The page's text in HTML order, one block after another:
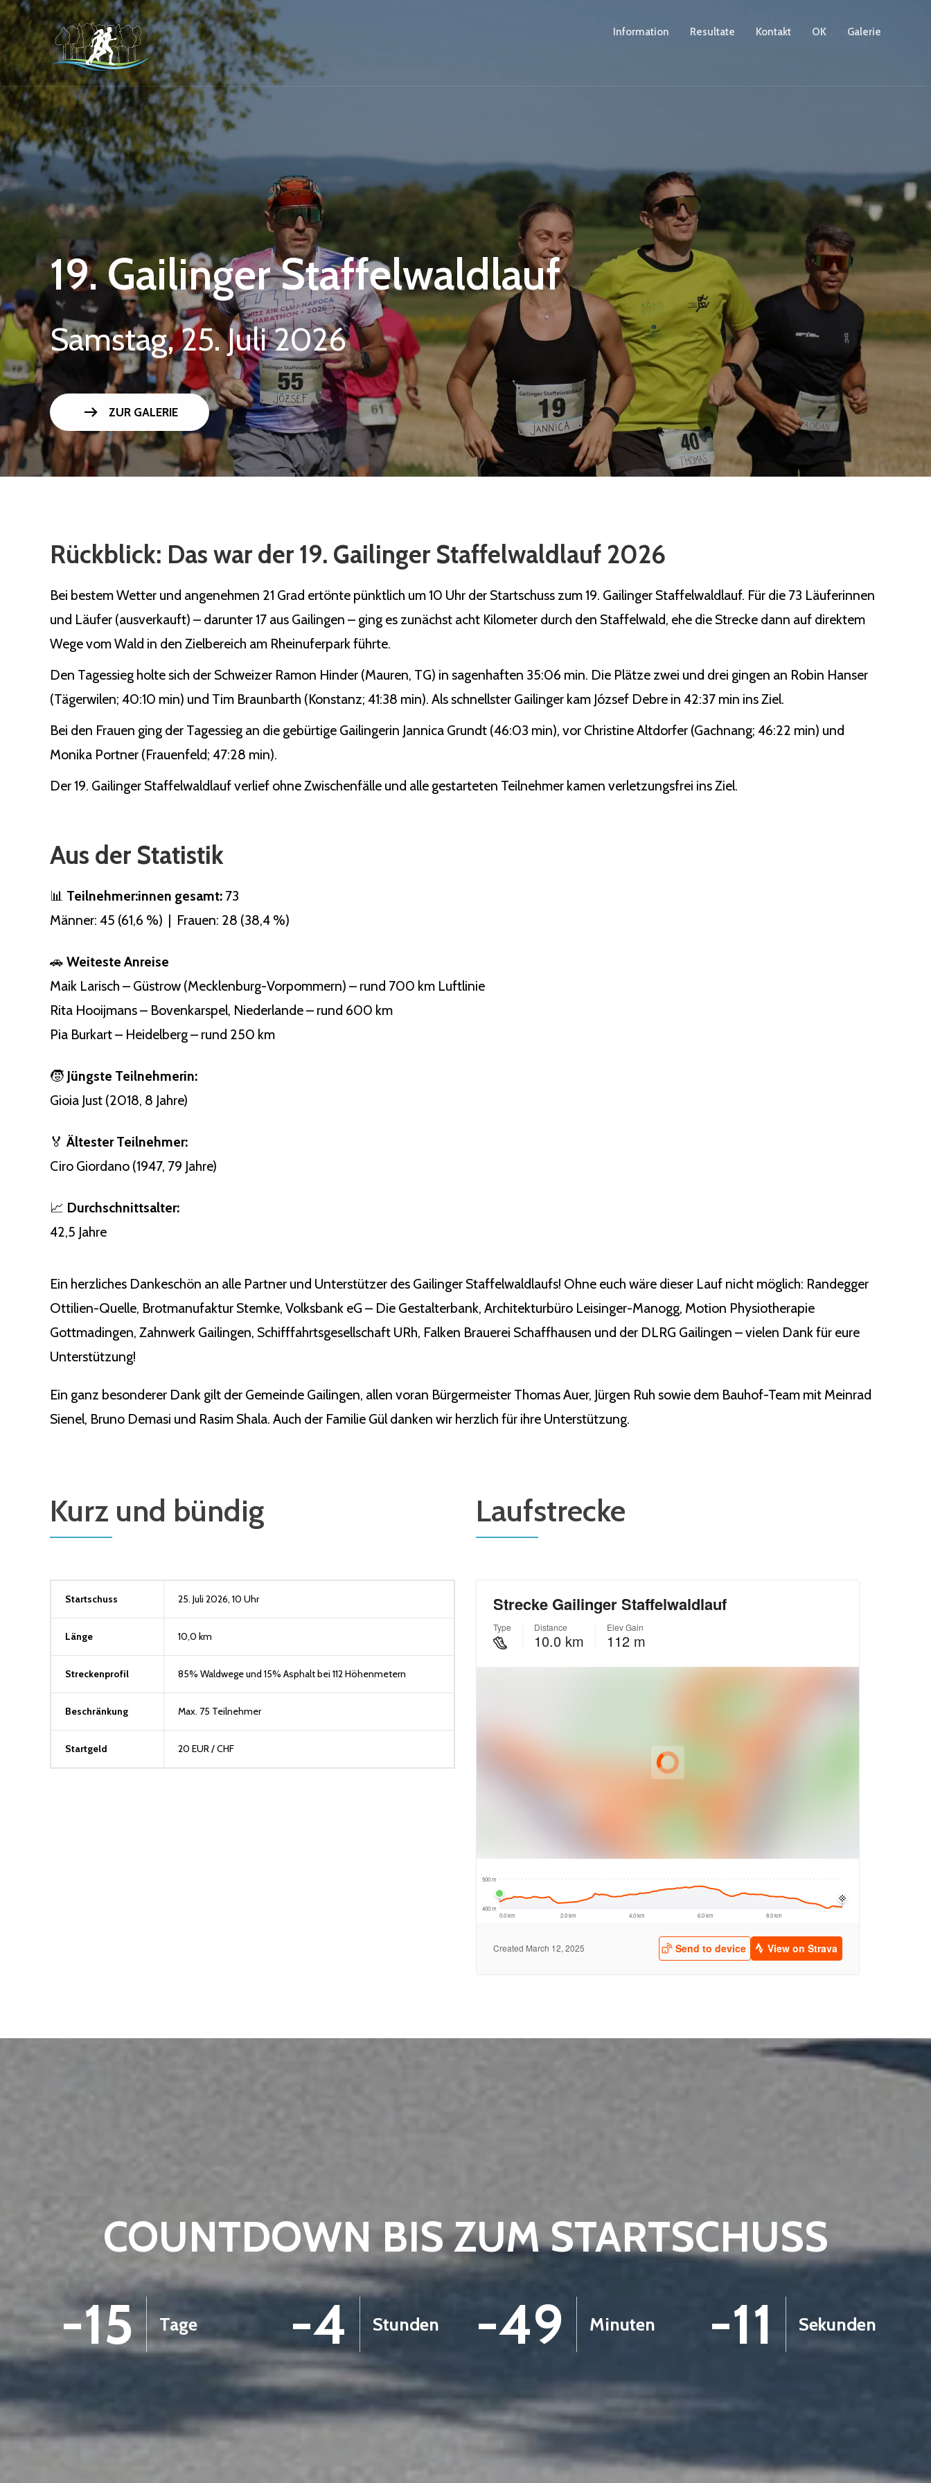
Information Resultate Kontakt OK Galerie
19. Gailinger Staffelwaldlauf
Samstag, 25. Juli 2026
arrow_right_alt ZUR GALERIE
Rückblick: Das war der 19. Gailinger Staffelwaldlauf 2026
Bei bestem Wetter und angenehmen 21 Grad ertönte pünktlich um 10 Uhr der Startschuss zum 19. Gailinger Staffelwaldlauf. Für die 73 Läuferinnen
und Läufer (ausverkauft) – darunter 17 aus Gailingen – ging es zunächst acht Kilometer durch den Staffelwald, ehe die Strecke dann auf direktem
Wege vom Wald in den Zielbereich am Rheinuferpark führte.
Den Tagessieg holte sich der Schweizer Ramon Hinder (Mauren, TG) in sagenhaften 35:06 min. Die Plätze zwei und drei gingen an Robin Hanser
(Tägerwilen; 40:10 min) und Tim Braunbarth (Konstanz; 41:38 min). Als schnellster Gailinger kam József Debre in 42:37 min ins Ziel.
Bei den Frauen ging der Tagessieg an die gebürtige Gailingerin Jannica Grundt (46:03 min), vor Christine Altdorfer (Gachnang; 46:22 min) und
Monika Portner (Frauenfeld; 47:28 min).
Der 19. Gailinger Staffelwaldlauf verlief ohne Zwischenfälle und alle gestarteten Teilnehmer kamen verletzungsfrei ins Ziel.
Aus der Statistik
📊 Teilnehmer:innen gesamt: 73
Männer: 45 (61,6 %) | Frauen: 28 (38,4 %)
🚗 Weiteste Anreise
Maik Larisch – Güstrow (Mecklenburg-Vorpommern) – rund 700 km Luftlinie
Rita Hooijmans – Bovenkarspel, Niederlande – rund 600 km
Pia Burkart – Heidelberg – rund 250 km
🧒 Jüngste Teilnehmerin:
Gioia Just (2018, 8 Jahre)
🏅 Ältester Teilnehmer:
Ciro Giordano (1947, 79 Jahre)
📈 Durchschnittsalter:
42,5 Jahre
Ein herzliches Dankeschön an alle Partner und Unterstützer des Gailinger Staffelwaldlaufs! Ohne euch wäre dieser Lauf nicht möglich: Randegger
Ottilien-Quelle, Brotmanufaktur Stemke, Volksbank eG – Die Gestalterbank, Architekturbüro Leisinger-Manogg, Motion Physiotherapie
Gottmadingen, Zahnwerk Gailingen, Schifffahrtsgesellschaft URh, Falken Brauerei Schaffhausen und der DLRG Gailingen – vielen Dank für eure
Unterstützung!
Ein ganz besonderer Dank gilt der Gemeinde Gailingen, allen voran Bürgermeister Thomas Auer, Jürgen Ruh sowie dem Bauhof-Team mit Meinrad
Sienel, Bruno Demasi und Rasim Shala. Auch der Familie Gül danken wir herzlich für ihre Unterstützung.
Kurz und bündig
Startschuss 25. Juli 2026, 10 Uhr
Länge 10,0 km
Streckenprofil 85% Waldwege und 15% Asphalt bei 112 Höhenmetern
Beschränkung Max. 75 Teilnehmer
Startgeld 20 EUR / CHF
Laufstrecke
COUNTDOWN BIS ZUM STARTSCHUSS
-15 Tage -4 Stunden -49 Minuten -13 Sekunden